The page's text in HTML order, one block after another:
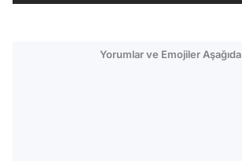
Yorumlar ve Emojiler Aşağıda